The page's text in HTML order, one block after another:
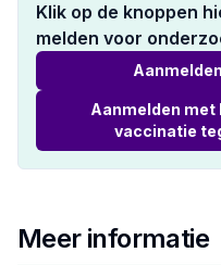
Klik op de knoppen
melden voor
Aanmelden met
vaccinatie
Meer informatie